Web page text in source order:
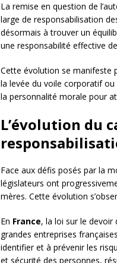
La remise en question de
large de responsabilisation
désormais à trouver un
une responsabilité effective
Cette évolution se manifeste
la levée du voile corporatif
la personnalité morale pour
L’évolution du
Face aux défis posés par la
législateurs ont
mères. Cette évolution
En France, la loi sur le devoir
grandes entreprises
identifier et à prévenir les
et sécurité des personnes,